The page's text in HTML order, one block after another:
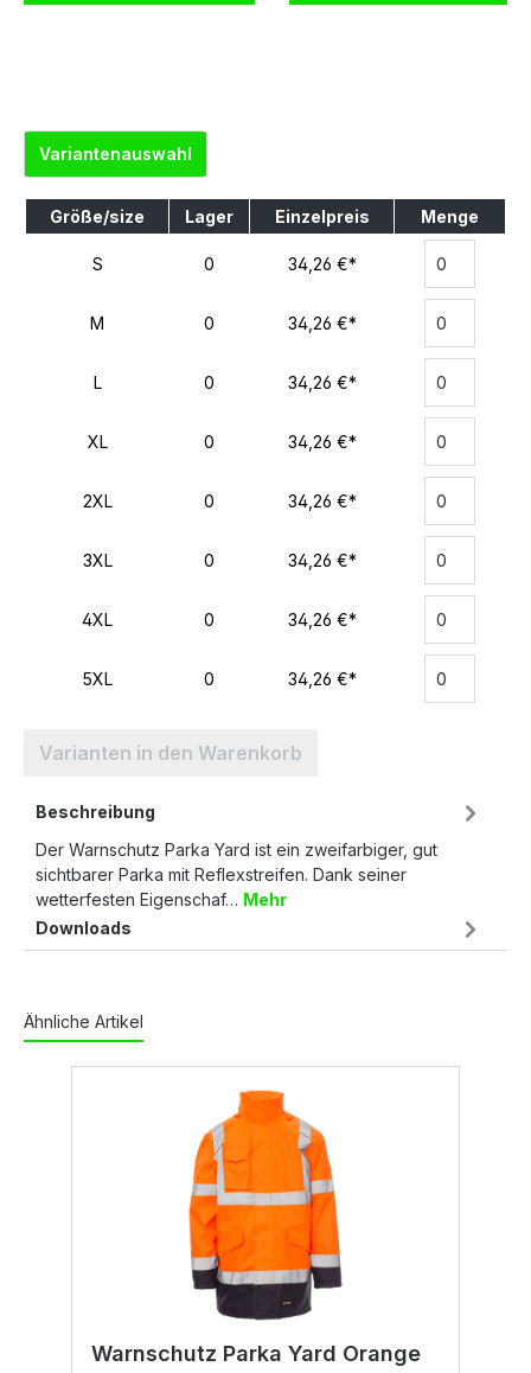
Variantenauswahl
Größe/size Lager Einzelpreis Menge
S 0 34,26 €*
M 0 34,26 €*
L 0 34,26 €*
XL 0 34,26 €*
2XL 0 34,26 €*
3XL 0 34,26 €*
4XL 0 34,26 €*
5XL 0 34,26 €*
Varianten in den Warenkorb
Beschreibung
Der Warnschutz Parka Yard ist ein zweifarbiger, gut
sichtbarer Parka mit Reflexstreifen. Dank seiner
wetterfesten Eigenschaf… Mehr
Downloads
Ähnliche Artikel
Warnschutz Parka Yard Orange